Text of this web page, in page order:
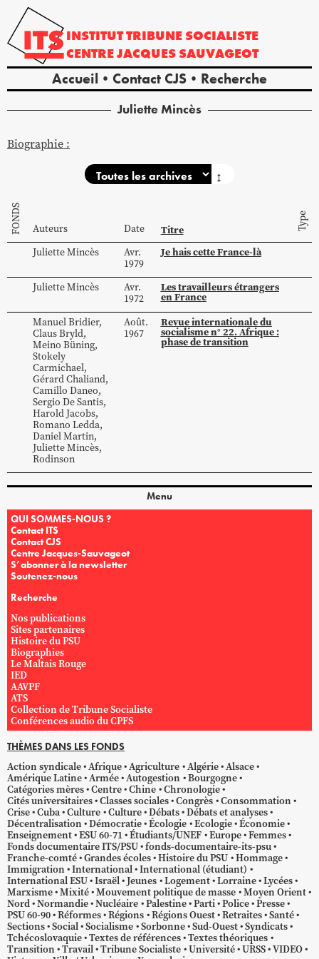
INSTITUTTRIBUNE SOCIALISTE
CENTREJACQUES SAUVAGEOT
Accueil Contact CJS Recherche
JulietteMincès
Biographie :
↕
FONDS Auteurs Date Titre Type
JulietteMincès
Avr.
1979
Je hais cette France-là
JulietteMincès
Avr.
1972
Les travailleurs étrangers
en France
ManuelBridier,
ClausBryld,
Meino Büning,
Stokely
Carmichael,
GérardChaliand,
Camillo Daneo,
Sergio De Santis,
HaroldJacobs,
Romano Ledda,
DanielMartin,
JulietteMincès,
Rodinson
Août.
1967
Revue internationale du
socialisme n° 22. Afrique :
phase de transition
Menu
QUI SOMMES-NOUS ?
Contact ITS
Contact CJS
Centre Jacques-Sauvageot
S’abonner à la newsletter
Soutenez-nous
Recherche
Nos publications
Sites partenaires
Histoire du PSU
Biographies
Le Maltais Rouge
IED
AAVPF
ATS
Collection de Tribune Socialiste
Conférences audio du CPFS
THÈMES DANS LES FONDS
Action syndicale Afrique Agriculture Algérie Alsace
Amérique Latine Armée Autogestion
Bourgogne
Catégories mères Centre Chine Chronologie
Cités universitaires Classes sociales Congrès Consommation
Crise Cuba Culture Culture Débats Débats et analyses
Décentralisation Démocratie Écologie Ecologie Économie
Enseignement ESU 60-71 Étudiants/UNEF Europe Femmes
Fonds documentaire ITS/PSU fonds-documentaire-its-psu
Franche-comté Grandes écoles Histoire du PSU Hommage
Immigration International International (étudiant)
International ESU Israël Jeunes Logement Lorraine Lycées
Marxisme Mixité Mouvement politique de masse Moyen Orient
Nord Normandie Nucléaire Palestine Parti Police Presse
PSU 60-90 Réformes Régions Régions Ouest Retraites Santé
Sections Social Socialisme Sorbonne Sud-Ouest Syndicats
Tchécoslovaquie Textes de références Textes théoriques
Transition Travail Tribune Socialiste Université URSS VIDEO